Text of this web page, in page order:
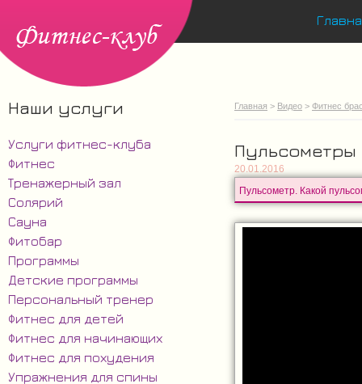
Наши услуги
Услуги фитнес-клуба
Фитнес
Тренажерный зал
Солярий
Сауна
Фитобар
Программы
Детские программы
Персональный тренер
Фитнес для детей
Фитнес для начинающих
Фитнес для похудения
Упражнения для спины
Главная > Видео > Фитнес
Пульсометры
20.01.2016
Пульсометр. Какой